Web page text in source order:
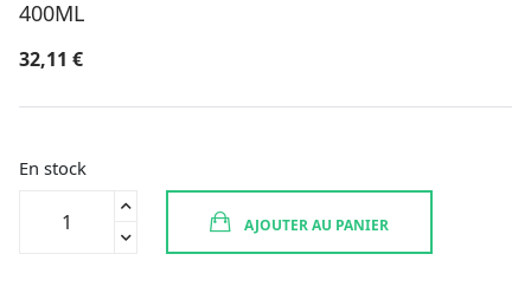
400ML
32,11 €
En stock
AJOUTER AU PANIER